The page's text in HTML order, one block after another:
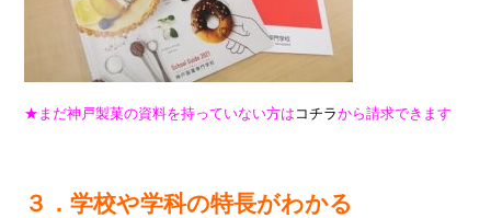
★まだ神戸製菓の資料を持っていない方は コチラから請求できます
３．学校や学科の特長がわかる